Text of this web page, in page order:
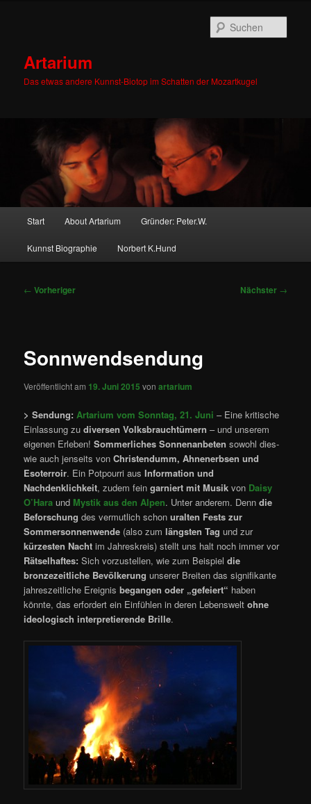
Artarium
Das etwas andere Kunnst-Biotop im Schatten der Mozartkugel
Start About Artarium Gründer: Peter.W.
Kunnst Biographie Norbert K.Hund
Beitragsnavigation
← Vorheriger Nächster →
Sonnwendsendung
Veröffentlicht am 19. Juni 2015 vonartarium
> Sendung:Artarium vom Sonntag, 21. Juni – Eine kritische
Einlassung zudiversen Volksbrauchtümern – und unserem
eigenen Erleben!Sommerliches Sonnenanbeten sowohl dies-
wie auch jenseits vonChristendumm, Ahnenerbsen und
Esoterroir. Ein Potpourri ausInformation und
Nachdenklichkeit, zudem feingarniert mit Musik von Daisy
O’Hara und Mystik aus den Alpen. Unter anderem. Denndie
Beforschung des vermutlich schonuralten Fests zur
Sommersonnenwende (also zum längsten Tag und zur
kürzesten Nacht im Jahreskreis) stellt uns halt noch immer vor
Rätselhaftes: Sich vorzustellen, wie zum Beispieldie
bronzezeitliche Bevölkerung unserer Breiten das signifikante
jahreszeitliche Ereignisbegangen oder „gefeiert“ haben
könnte, das erfordert ein Einfühlen in deren Lebensweltohne
ideologisch interpretierende Brille.